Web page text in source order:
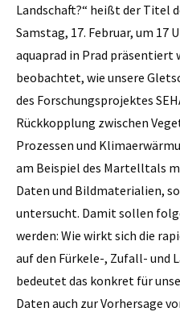
Landschaft?“ heißt der Titel
Samstag, 17. Februar, um 17
aquaprad in Prad präsentiert
beobachtet, wie unsere
des Forschungsprojektes
Rückkopplung zwischen
Prozessen und
am Beispiel des Martelltals
Daten und Bildmaterialien,
untersucht. Damit sollen
werden: Wie wirkt sich die
auf den Fürkele-, Zufall- und
bedeutet das konkret für
Daten auch zur Vorhersage